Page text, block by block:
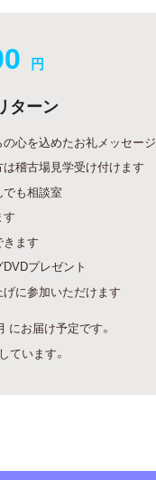
円
ターン
心を込めたお礼メッセージ
は稽古場見学受け付けます
も相談室
す
ます
プレゼント
に参加いただけます
にお届け予定です。
ています。